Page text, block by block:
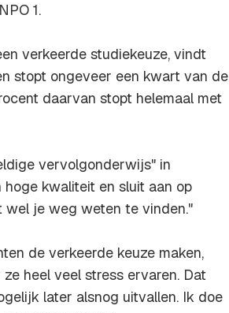
1.
verkeerde studiekeuze, vindt
stopt ongeveer een kwart van de
daarvan stopt helemaal met
vervolgonderwijs" in
kwaliteit en sluit aan op
wel je weg weten te vinden."
de verkeerde keuze maken,
heel veel stress ervaren. Dat
later alsnog uitvallen. Ik doe